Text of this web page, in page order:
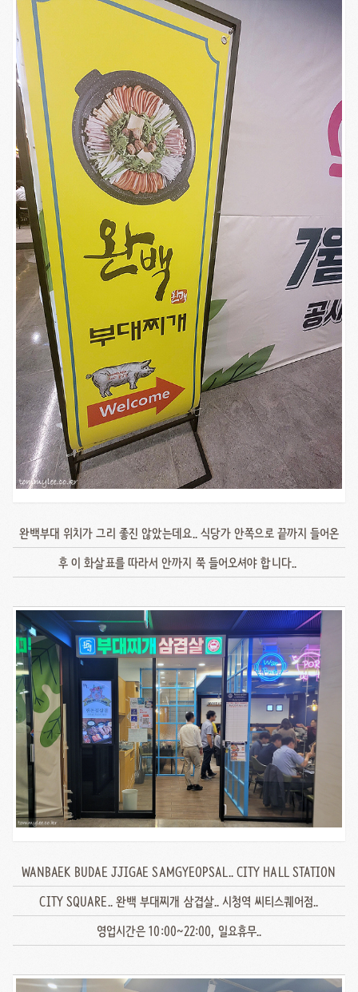
완백부대 위치가 그리 좋진 않았는데요.. 식당가 안쪽으로 끝까지 들어온
후 이 화살표를 따라서 안까지 쭉 들어오셔야 합니다..
WANBAEK BUDAE JJIGAE SAMGYEOPSAL.. CITY HALL STATION
CITY SQUARE.. 완백 부대찌개 삼겹살.. 시청역 씨티스퀘어점..
영업시간은 10:00~22:00, 일요휴무..